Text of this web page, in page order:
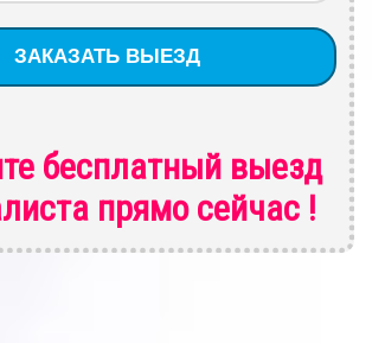
бесплатный выезд
прямо сейчас !